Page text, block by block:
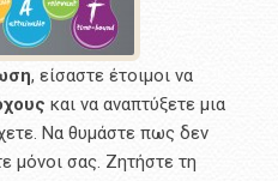
, είσαστε έτοιμοι να
και να αναπτύξετε μια
Να θυμάστε πως δεν
μόνοι σας. Ζητήστε τη